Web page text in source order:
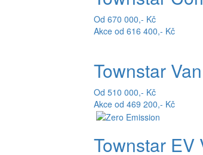
Od 670 000,- Kč
Akce od 616 400,- Kč
Townstar Van
Od 510 000,- Kč
Akce od 469 200,- Kč
Townstar EV